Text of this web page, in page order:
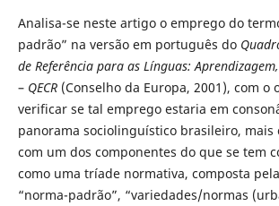
Analisa-se neste artigo o emprego do
padrão” na versão em português do
de Referência para as Línguas:
– QECR(Conselho da Europa, 2001), com o
verificar se tal emprego estaria em
panorama sociolinguístico brasileiro, mais
com um dos componentes do que se tem
como uma tríade normativa, composta
“norma-padrão”, “variedades/normas